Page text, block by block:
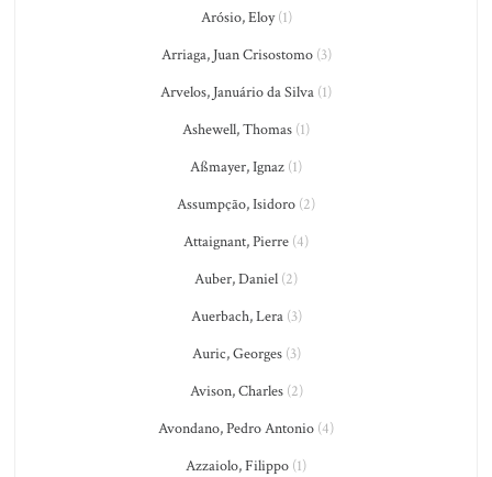
Arósio, Eloy(1)
Arriaga, Juan Crisostomo(3)
Arvelos, Januário da Silva (1)
Ashewell, Thomas (1)
Aßmayer, Ignaz (1)
Assumpção, Isidoro (2)
Attaignant, Pierre (4)
Auber, Daniel (2)
Auerbach, Lera(3)
Auric, Georges(3)
Avison, Charles(2)
Avondano, Pedro Antonio (4)
Azzaiolo, Filippo (1)